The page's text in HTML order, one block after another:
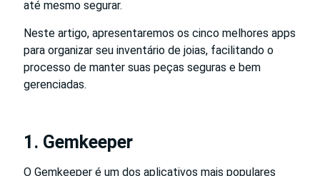
até mesmo segurar.
Neste artigo, apresentaremos os cinco melhores apps
para organizar seu inventário de joias, facilitando o
processo de manter suas peças seguras e bem
gerenciadas.
1. Gemkeeper
O Gemkeeper é um dos aplicativos mais populares